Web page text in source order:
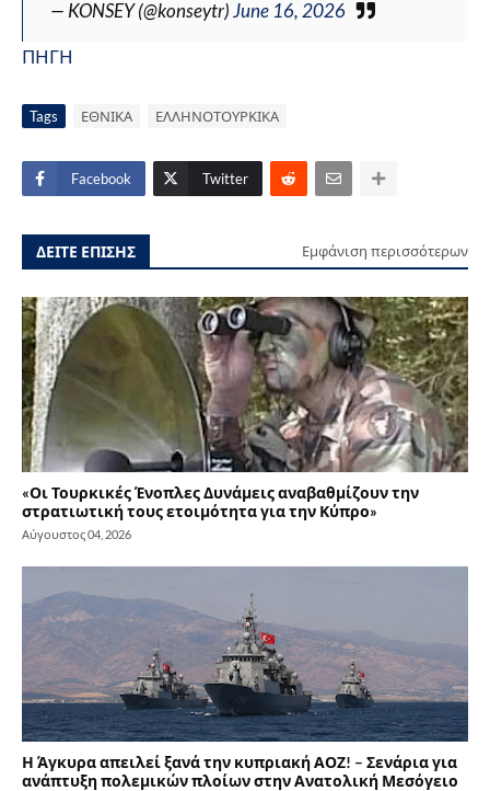
— KONSEY (@konseytr)June 16, 2026
ΠΗΓΗ
Tags ΕΘΝΙΚΑ ΕΛΛΗΝΟΤΟΥΡΚΙΚΑ
Facebook Twitter
ΔΕΙΤΕ ΕΠΙΣΗΣ Εμφάνιση περισσότερων
«Οι Τουρκικές Ένοπλες Δυνάμεις αναβαθμίζουν την
στρατιωτική τους ετοιμότητα για την Κύπρο»
Αύγουστος 04, 2026
Η Άγκυρα απειλεί ξανά την κυπριακή ΑΟΖ! – Σενάρια για
ανάπτυξη πολεμικών πλοίων στην Ανατολική Μεσόγειο